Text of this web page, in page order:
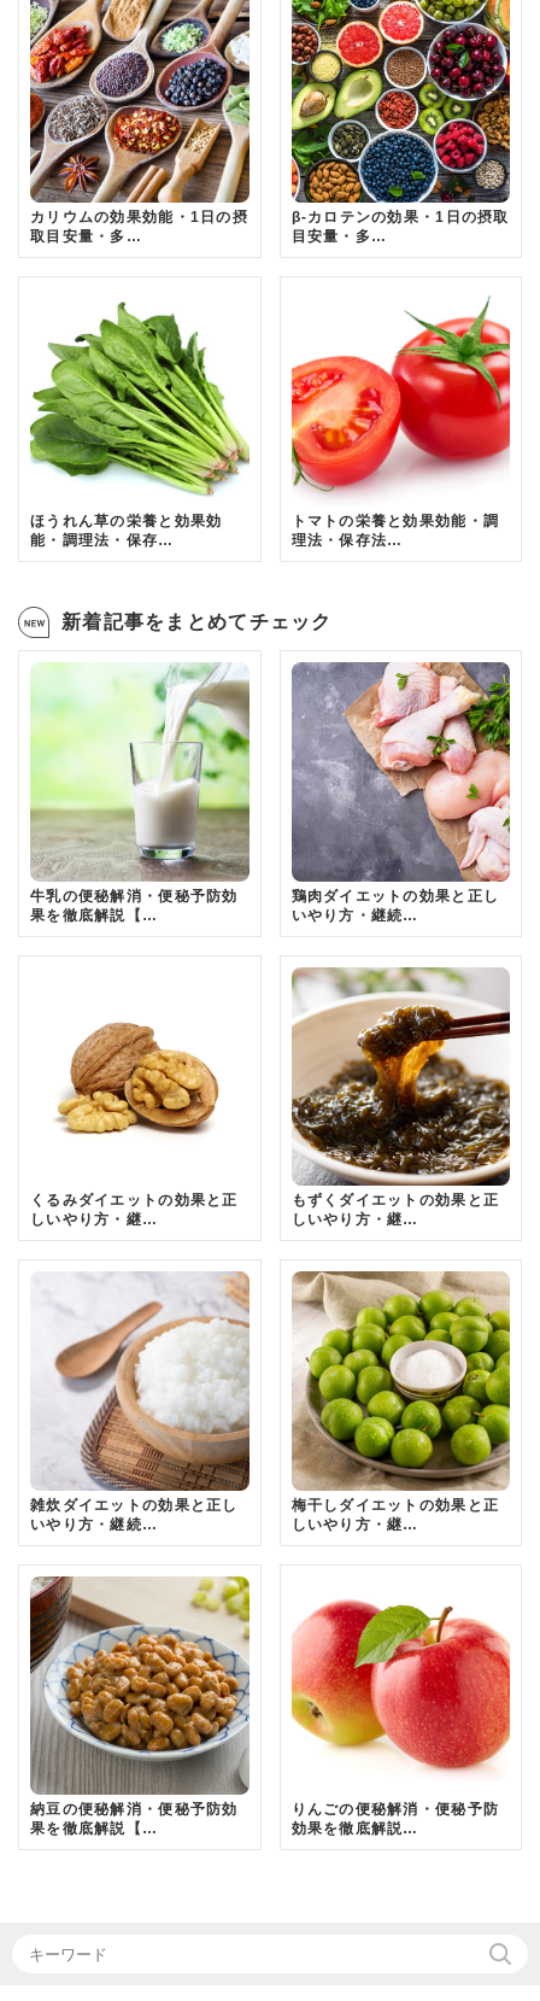
カリウムの効果効能・1日の摂
取目安量・多…
β-カロテンの効果・1日の摂取
目安量・多…
ほうれん草の栄養と効果効
能・調理法・保存…
トマトの栄養と効果効能・調
理法・保存法…
新着記事をまとめてチェック
牛乳の便秘解消・便秘予防効
果を徹底解説【…
鶏肉ダイエットの効果と正し
いやり方・継続…
くるみダイエットの効果と正
しいやり方・継…
もずくダイエットの効果と正
しいやり方・継…
雑炊ダイエットの効果と正し
いやり方・継続…
梅干しダイエットの効果と正
しいやり方・継…
納豆の便秘解消・便秘予防効
果を徹底解説【…
りんごの便秘解消・便秘予防
効果を徹底解説…